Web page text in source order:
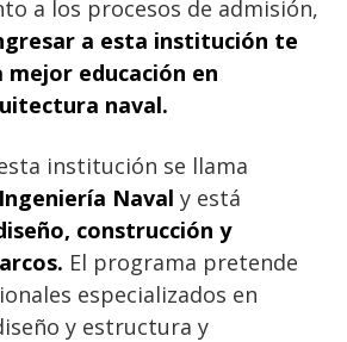
a los procesos de admisión,
a esta institución te
mejor educación en
naval.
institución se llama
Naval y está
construcción y
El programa pretende
especializados en
y estructura y